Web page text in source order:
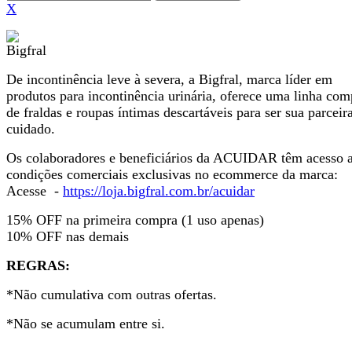
X
De incontinência leve à severa, a Bigfral, marca líder em
produtos para incontinência urinária, oferece uma linha
de fraldas e roupas íntimas descartáveis para ser sua
cuidado.
Os colaboradores e beneficiários da ACUIDAR têm acesso
condições comerciais exclusivas no ecommerce da marca:
Acesse - https://loja.bigfral.com.br/acuidar
15% OFF na primeira compra (1 uso apenas)
10% OFF nas demais
REGRAS:
*Não cumulativa com outras ofertas.
*Não se acumulam entre si.